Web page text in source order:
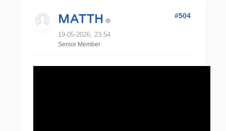
MATTH
19-05-2026, 23:54
Senior Member
#504